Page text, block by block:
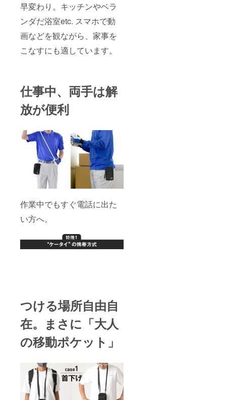
早変わり。キッチンやベラ
ンダだ浴室etc. スマホで動
画などを観ながら、家事を
こなすにも適しています。
仕事中、両手は解
放が便利
作業中でもすぐ電話に出た
い方へ。
つける場所自由自
在。まさに「大人
の移動ポケット」